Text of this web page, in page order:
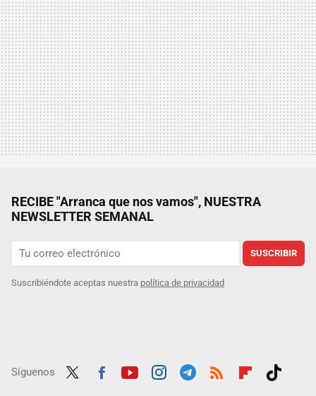
RECIBE "Arranca que nos vamos", NUESTRA
NEWSLETTER SEMANAL
SUSCRIBIR
Suscribiéndote aceptas nuestra política de privacidad
Síguenos